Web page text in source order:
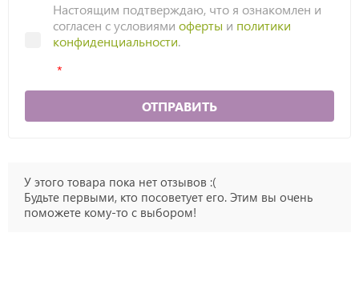
Настоящим подтверждаю, что я ознакомлен и
согласен с условиями оферты и политики
конфиденциальности.
ОТПРАВИТЬ
У этого товара пока нет отзывов :(
Будьте первыми, кто посоветует его. Этим вы очень
поможете кому-то с выбором!